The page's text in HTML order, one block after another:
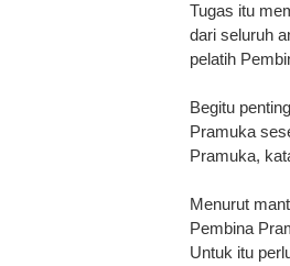
Tugas itu
dari seluruh
pelatih
Begitu
Pramuka
Pramuka,
Menurut
Pembina
Untuk itu